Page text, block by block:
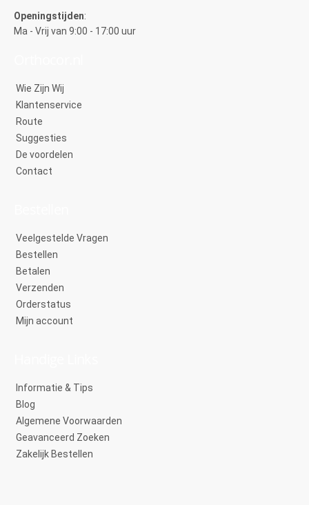
Openingstijden:
Ma - Vrij van 9:00 - 17:00 uur
Wie Zijn Wij
Klantenservice
Route
Suggesties
De voordelen
Contact
Veelgestelde Vragen
Bestellen
Betalen
Verzenden
Orderstatus
Mijn account
Informatie & Tips
Blog
Algemene Voorwaarden
Geavanceerd Zoeken
Zakelijk Bestellen